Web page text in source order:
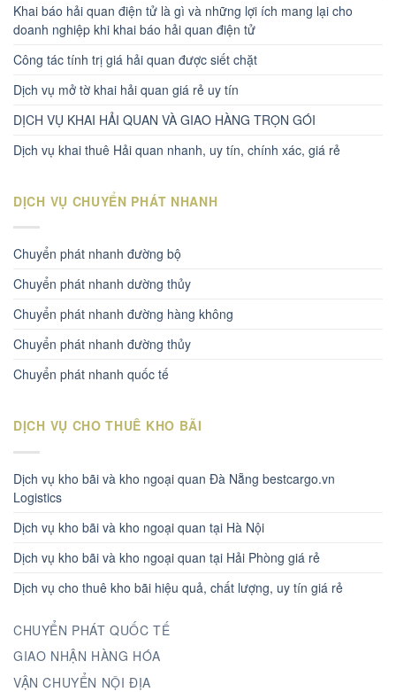
Khai báo hải quan điện tử là gì và những lợi ích mang lại cho
doanh nghiệp khi khai báo hải quan điện tử
Công tác tính trị giá hải quan được siết chặt
Dịch vụ mở tờ khai hải quan giá rẻ uy tín
DỊCH VỤ KHAI HẢI QUAN VÀ GIAO HÀNG TRỌN GÓI
Dịch vụ khai thuê Hải quan nhanh, uy tín, chính xác, giá rẻ
DỊCH VỤ CHUYỂN PHÁT NHANH
Chuyển phát nhanh đường bộ
Chuyển phát nhanh dường thủy
Chuyển phát nhanh đường hàng không
Chuyển phát nhanh đường thủy
Chuyển phát nhanh quốc tế
DỊCH VỤ CHO THUÊ KHO BÃI
Dịch vụ kho bãi và kho ngoại quan Đà Nẵng bestcargo.vn
Logistics
Dịch vụ kho bãi và kho ngoại quan tại Hà Nội
Dịch vụ kho bãi và kho ngoại quan tại Hải Phòng giá rẻ
Dịch vụ cho thuê kho bãi hiệu quả, chất lượng, uy tín giá rẻ
CHUYỂN PHÁT QUỐC TẾ
GIAO NHẬN HÀNG HÓA
VẬN CHUYỂN NỘI ĐỊA